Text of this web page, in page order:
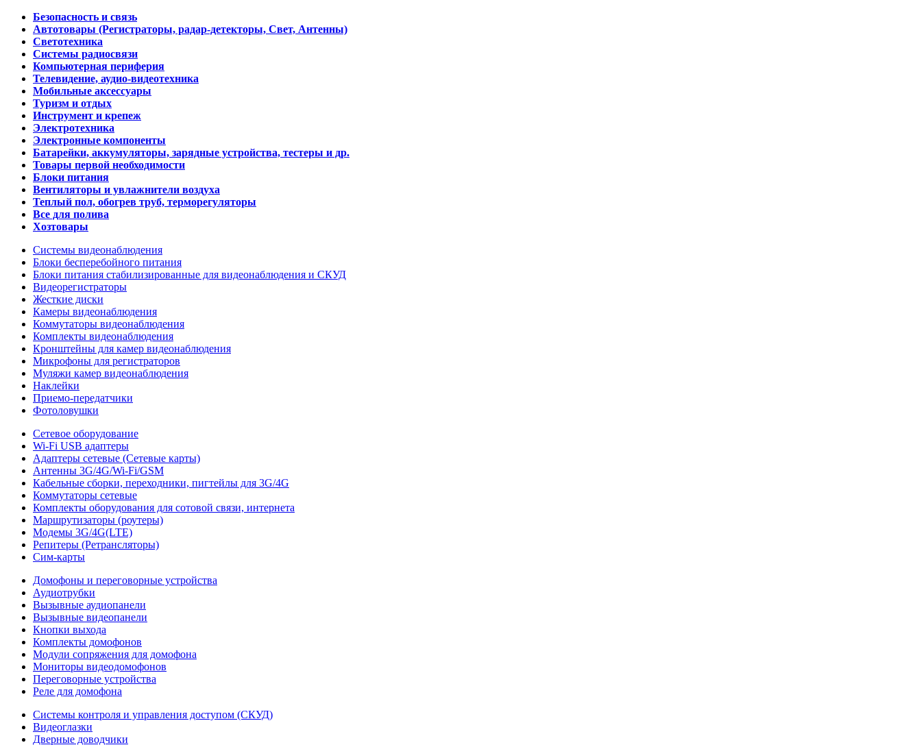
Безопасность и связь
Автотовары (Регистраторы, радар-детекторы, Свет, Антенны)
Светотехника
Системы радиосвязи
Компьютерная периферия
Телевидение, аудио-видеотехника
Мобильные аксессуары
Туризм и отдых
Инструмент и крепеж
Электротехника
Электронные компоненты
Батарейки, аккумуляторы, зарядные устройства, тестеры и др.
Товары первой необходимости
Блоки питания
Вентиляторы и увлажнители воздуха
Теплый пол, обогрев труб, терморегуляторы
Все для полива
Хозтовары
Системы видеонаблюдения
Блоки бесперебойного питания
Блоки питания стабилизированные для видеонаблюдения и СКУД
Видеорегистраторы
Жесткие диски
Камеры видеонаблюдения
Коммутаторы видеонаблюдения
Комплекты видеонаблюдения
Кронштейны для камер видеонаблюдения
Микрофоны для регистраторов
Муляжи камер видеонаблюдения
Наклейки
Приемо-передатчики
Фотоловушки
Сетевое оборудование
Wi-Fi USB адаптеры
Адаптеры сетевые (Сетевые карты)
Антенны 3G/4G/Wi-Fi/GSM
Кабельные сборки, переходники, пигтейлы для 3G/4G
Коммутаторы сетевые
Комплекты оборудования для сотовой связи, интернета
Маршрутизаторы (роутеры)
Модемы 3G/4G(LTE)
Репитеры (Ретрансляторы)
Сим-карты
Домофоны и переговорные устройства
Аудиотрубки
Вызывные аудиопанели
Вызывные видеопанели
Кнопки выхода
Комплекты домофонов
Модули сопряжения для домофона
Мониторы видеодомофонов
Переговорные устройства
Реле для домофона
Системы контроля и управления доступом (СКУД)
Видеоглазки
Дверные доводчики